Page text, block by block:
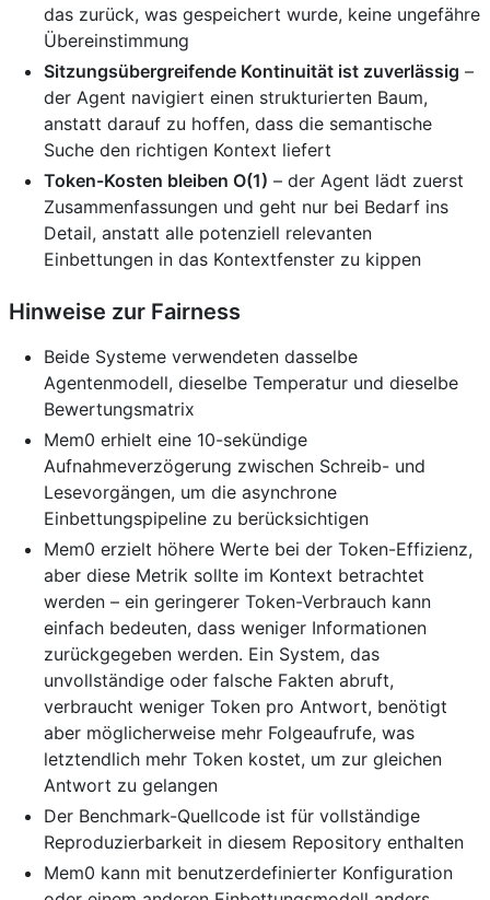
das zurück, was gespeichert wurde, keine ungefähre
Übereinstimmung
Sitzungsübergreifende Kontinuität ist zuverlässig –
der Agent navigiert einen strukturierten Baum,
anstatt darauf zu hoffen, dass die semantische
Suche den richtigen Kontext liefert
Token-Kosten bleiben O(1) – der Agent lädt zuerst
Zusammenfassungen und geht nur bei Bedarf ins
Detail, anstatt alle potenziell relevanten
Einbettungen in das Kontextfenster zu kippen
Hinweise zur Fairness
Beide Systeme verwendeten dasselbe
Agentenmodell, dieselbe Temperatur und dieselbe
Bewertungsmatrix
Mem0 erhielt eine 10-sekündige
Aufnahmeverzögerung zwischen Schreib- und
Lesevorgängen, um die asynchrone
Einbettungspipeline zu berücksichtigen
Mem0 erzielt höhere Werte bei der Token-Effizienz,
aber diese Metrik sollte im Kontext betrachtet
werden – ein geringerer Token-Verbrauch kann
einfach bedeuten, dass weniger Informationen
zurückgegeben werden. Ein System, das
unvollständige oder falsche Fakten abruft,
verbraucht weniger Token pro Antwort, benötigt
aber möglicherweise mehr Folgeaufrufe, was
letztendlich mehr Token kostet, um zur gleichen
Antwort zu gelangen
Der Benchmark-Quellcode ist für vollständige
Reproduzierbarkeit in diesem Repository enthalten
Mem0 kann mit benutzerdefinierter Konfiguration